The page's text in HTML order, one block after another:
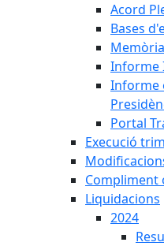
Acord
Bases
Informe
Informe
Portal
Execució
Compliment
Liquidacions
2024